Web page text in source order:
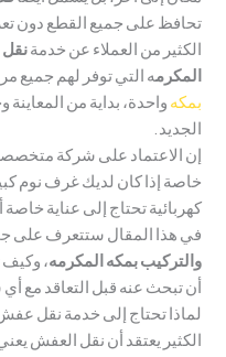
تحافظ على جميع القطع دون
الكثير من العملاء عن خدمة
المكرمه التي توفر لهم جميع
بمكه واحدة، بداية من
الجديد.
إن الاعتماد على شركة
خاصة إذا كان لديك غرف نوم
كهربائية تحتاج إلى عناية خاصة
في هذا المقال ستتعرف على
والتركيب بمكه المكرمه، وكيف
أن تبحث عنه قبل التعاقد مع
لماذا تحتاج إلى خدمة نقل
الكثير يعتقد أن نقل العفش